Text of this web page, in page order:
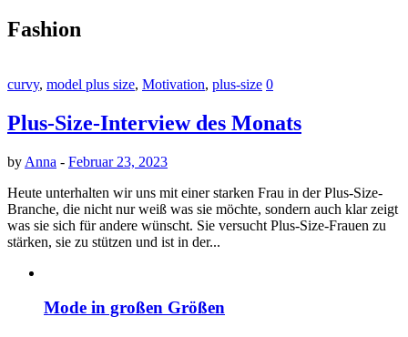
Fashion
curvy, model plus size, Motivation, plus-size 0
Plus-Size-Interview des Monats
by Anna - Februar 23, 2023
Heute unterhalten wir uns mit einer starken Frau in der Plus-Size-
Branche, die nicht nur weiß was sie möchte, sondern auch klar zeigt
was sie sich für andere wünscht. Sie versucht Plus-Size-Frauen zu
stärken, sie zu stützen und ist in der...
Mode in großen Größen